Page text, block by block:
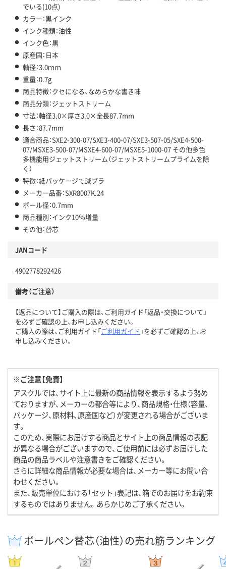
でいる(10点)
カラー：黒インク
インク種類：油性
インク色：黒
原産国：日本
軸径：3.0ｍｍ
重量：0.7g
商品特徴：クセになる、なめらかな書き味
商品分類：ジェットストリーム
寸法：軸径3.0×厚さ3.0×全長87.7mm
長さ：87.7mm
適合商品：SXE2-300-07/SXE3-400-07/SXE3-507-05/SXE4-500-
07/MSXE3-500-07/MSXE4-600-07/MSXE5-1000-07 その他多色
多機能用ジェットストリーム（ジェットストリームプライムを除
く）
特徴：紙パッケージで減プラ
メーカー品番：SXR8007K.24
ボール径：0.7mm
商品種別：インク10％増量
その他：替芯
JANコード
4902778292426
備考（ご注意）
【返品について】ご購入の際は、ご利用ガイド「返品・交換について」
を必ずご確認の上、お申し込みください。
ご購入の際は、ご利用ガイド「ご利用ガイド 」を必ずご確認の上、お
申し込みください。
※ご注意【免責】
アスクルでは、サイト上に最新の商品情報を表示するよう努め
ておりますが、メーカーの都合等により、商品規格・仕様（容量、
パッケージ、原材料、原産国など）が変更される場合がございま
す。
このため、実際にお届けする商品とサイト上の商品情報の表記
が異なる場合がございますので、ご使用前には必ずお届けした
商品の商品ラベルや注意書きをご確認ください。
さらに詳細な商品情報が必要な場合は、メーカー等にお問い合
わせください。
また、販売単位における「セット」表記は、箱でのお届けをお約束
するものではありません。あらかじめご了承ください。
ボールペン替芯（油性）の売れ筋ランキング